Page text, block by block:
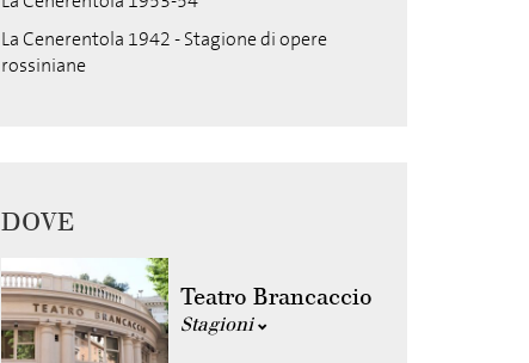
La Cenerentola 1942 - Stagione di opere
rossiniane
DOVE
Teatro Brancaccio
Stagioni